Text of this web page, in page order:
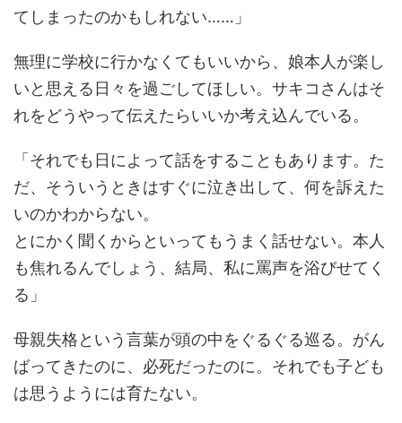
てしまったのかもしれない……」
無理に学校に行かなくてもいいから、娘本人が楽し
いと思える日々を過ごしてほしい。サキコさんはそ
れをどうやって伝えたらいいか考え込んでいる。
「それでも日によって話をすることもあります。た
だ、そういうときはすぐに泣き出して、何を訴えた
いのかわからない。
とにかく聞くからといってもうまく話せない。本人
も焦れるんでしょう、結局、私に罵声を浴びせてく
る」
母親失格という言葉が頭の中をぐるぐる巡る。がん
ばってきたのに、必死だったのに。それでも子ども
は思うようには育たない。